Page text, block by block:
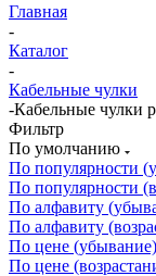
Главная
-
Каталог
-
Кабельные чулки
-Кабельные чулки
Фильтр
По умолчанию
По популярности
По популярности
По алфавиту
По алфавиту
По цене (убывание)
По цене